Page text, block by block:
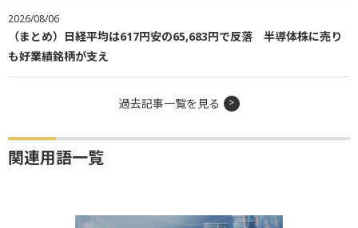
2026/08/06
（まとめ）日経平均は617円安の65,683円で反落 半導体株に売り
も好業績銘柄が支え
過去記事一覧を見る
関連用語一覧